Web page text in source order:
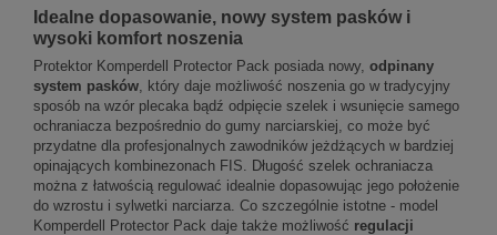
Idealne dopasowanie, nowy system pasków i
wysoki komfort noszenia
Protektor Komperdell Protector Pack posiada nowy, odpinany
system pasków , który daje możliwość noszenia go w tradycyjny
sposób na wzór plecaka bądź odpięcie szelek i wsunięcie samego
ochraniacza bezpośrednio do gumy narciarskiej, co może być
przydatne dla profesjonalnych zawodników jeżdżących w bardziej
opinających kombinezonach FIS. Długość szelek ochraniacza
można z łatwością regulować idealnie dopasowując jego położenie
do wzrostu i sylwetki narciarza. Co szczególnie istotne - model
Komperdell Protector Pack daje także możliwość regulacji